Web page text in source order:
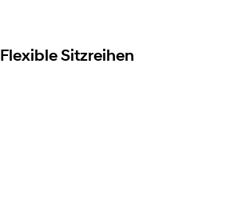
Flexible Sitzreihen